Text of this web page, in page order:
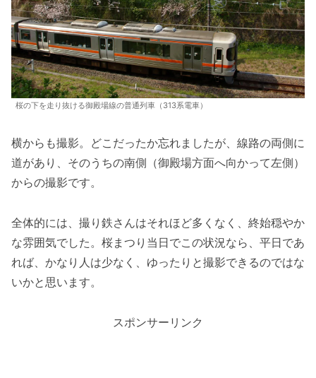
桜の下を走り抜ける御殿場線の普通列車（313系電車）
横からも撮影。どこだったか忘れましたが、線路の両側に
道があり、そのうちの南側（御殿場方面へ向かって左側）
からの撮影です。
全体的には、撮り鉄さんはそれほど多くなく、終始穏やか
な雰囲気でした。桜まつり当日でこの状況なら、平日であ
れば、かなり人は少なく、ゆったりと撮影できるのではな
いかと思います。
スポンサーリンク